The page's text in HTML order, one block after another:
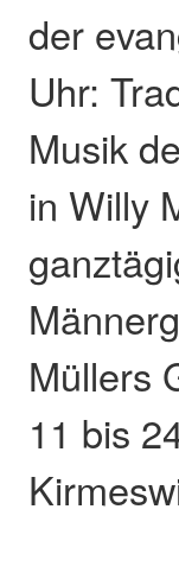
der
Uhr:
Musik
in Willy
Müllers
11 bis